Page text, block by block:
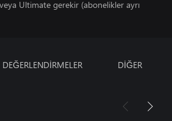
Ultimate gerekir (abonelikler ayrı
DEĞERLENDİRMELER DİĞER